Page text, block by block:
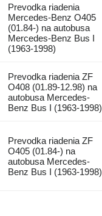
Prevodka riadenia
Mercedes-Benz O405
(01.84-) na autobusa
Mercedes-Benz Bus I
(1963-1998)
Prevodka riadenia ZF
O408 (01.89-12.98) na
autobusa Mercedes-
Benz Bus I (1963-1998)
Prevodka riadenia ZF
O405 (01.84-) na
autobusa Mercedes-
Benz Bus I (1963-1998)